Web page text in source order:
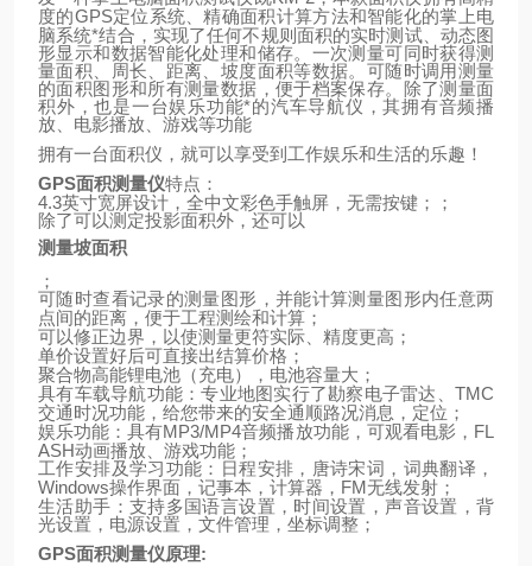
度的GPS定位系统、精确面积计算方法和智能化的掌上电
脑系统*结合，实现了任何不规则面积的实时测试、动态图
形显示和数据智能化处理和储存。一次测量可同时获得测
量面积、周长、距离、坡度面积等数据。可随时调用测量
的面积图形和所有测量数据，便于档案保存。除了测量面
积外，也是一台娱乐功能*的汽车导航仪，其拥有音频播
放、电影播放、游戏等功能
拥有一台面积仪，就可以享受到工作娱乐和生活的乐趣！
GPS面积测量仪特点：
4.3英寸宽屏设计，全中文彩色手触屏，无需按键；；
除了可以测定投影面积外，还可以
测量坡面积
；
可随时查看记录的测量图形，并能计算测量图形内任意两
点间的距离，便于工程测绘和计算；
可以修正边界，以使测量更符实际、精度更高；
单价设置好后可直接出结算价格；
聚合物高能锂电池（充电），电池容量大；
具有车载导航功能：专业地图实行了勘察电子雷达、 TMC
交通时况功能，给您带来的安全通顺路况消息，定位；
娱乐功能：具有MP3/MP4音频播放功能，可观看电影， FL
ASH动画播放、游戏功能；
工作安排及学习功能：日程安排，唐诗宋词，词典翻译，
Windows操作界面，记事本，计算器， FM无线发射；
生活助手：支持多国语言设置，时间设置，声音设置，背
光设置，电源设置，文件管理，坐标调整；
GPS面积测量仪原理: